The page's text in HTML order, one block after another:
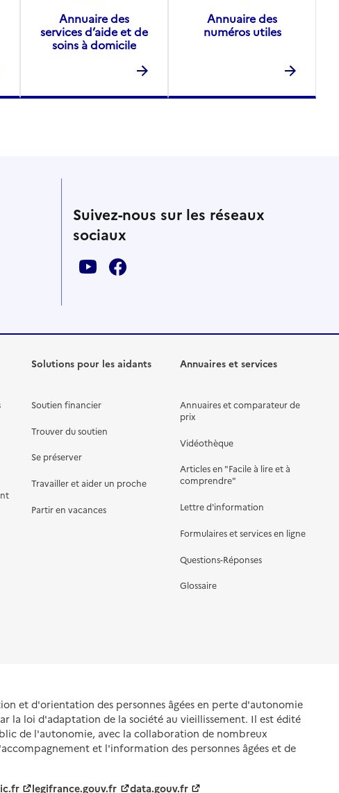
Annuaire des
services d’aide et de
soins à domicile
Annuaire des
numéros utiles
Suivez-nous sur les réseaux
sociaux
Solutions pour les aidants
Soutien financier
Trouver du soutien
Se préserver
Travailler et aider un proche
Partir en vacances
Annuaires et services
Annuaires et comparateur de
prix
Vidéothèque
Articles en "Facile à lire et à
comprendre"
Lettre d'information
Formulaires et services en ligne
Questions-Réponses
Glossaire
et d'orientation des personnes âgées en perte d'autonomie
la loi d'adaptation de la société au vieillissement. Il est édité
de l'autonomie, avec la collaboration de nombreux
et l'information des personnes âgées et de
legifrance.gouv.fr data.gouv.fr